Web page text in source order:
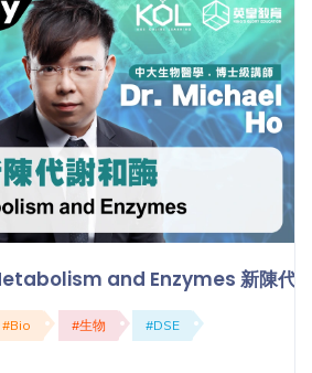
and Enzymes 新陳代
#Bio #生物 #DSE